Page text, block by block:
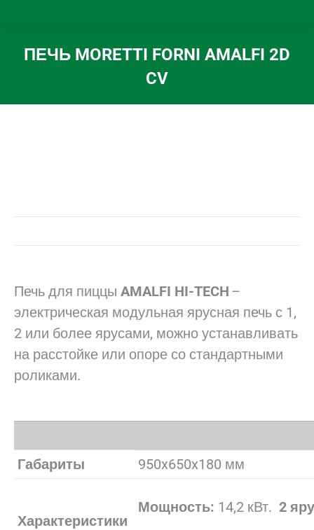
ПЕЧЬ MORETTI FORNI AMALFI 2D
CV
Вы здесь:
Печь для пиццы AMALFI HI-TECH –
электрическая модульная ярусная печь с 1,
2 или более ярусами, можно устанавливать
на расстойке или опоре со стандартными
роликами.
Габариты 950x650x180 мм
Характеристики
Мощность: 14,2 кВт. 2